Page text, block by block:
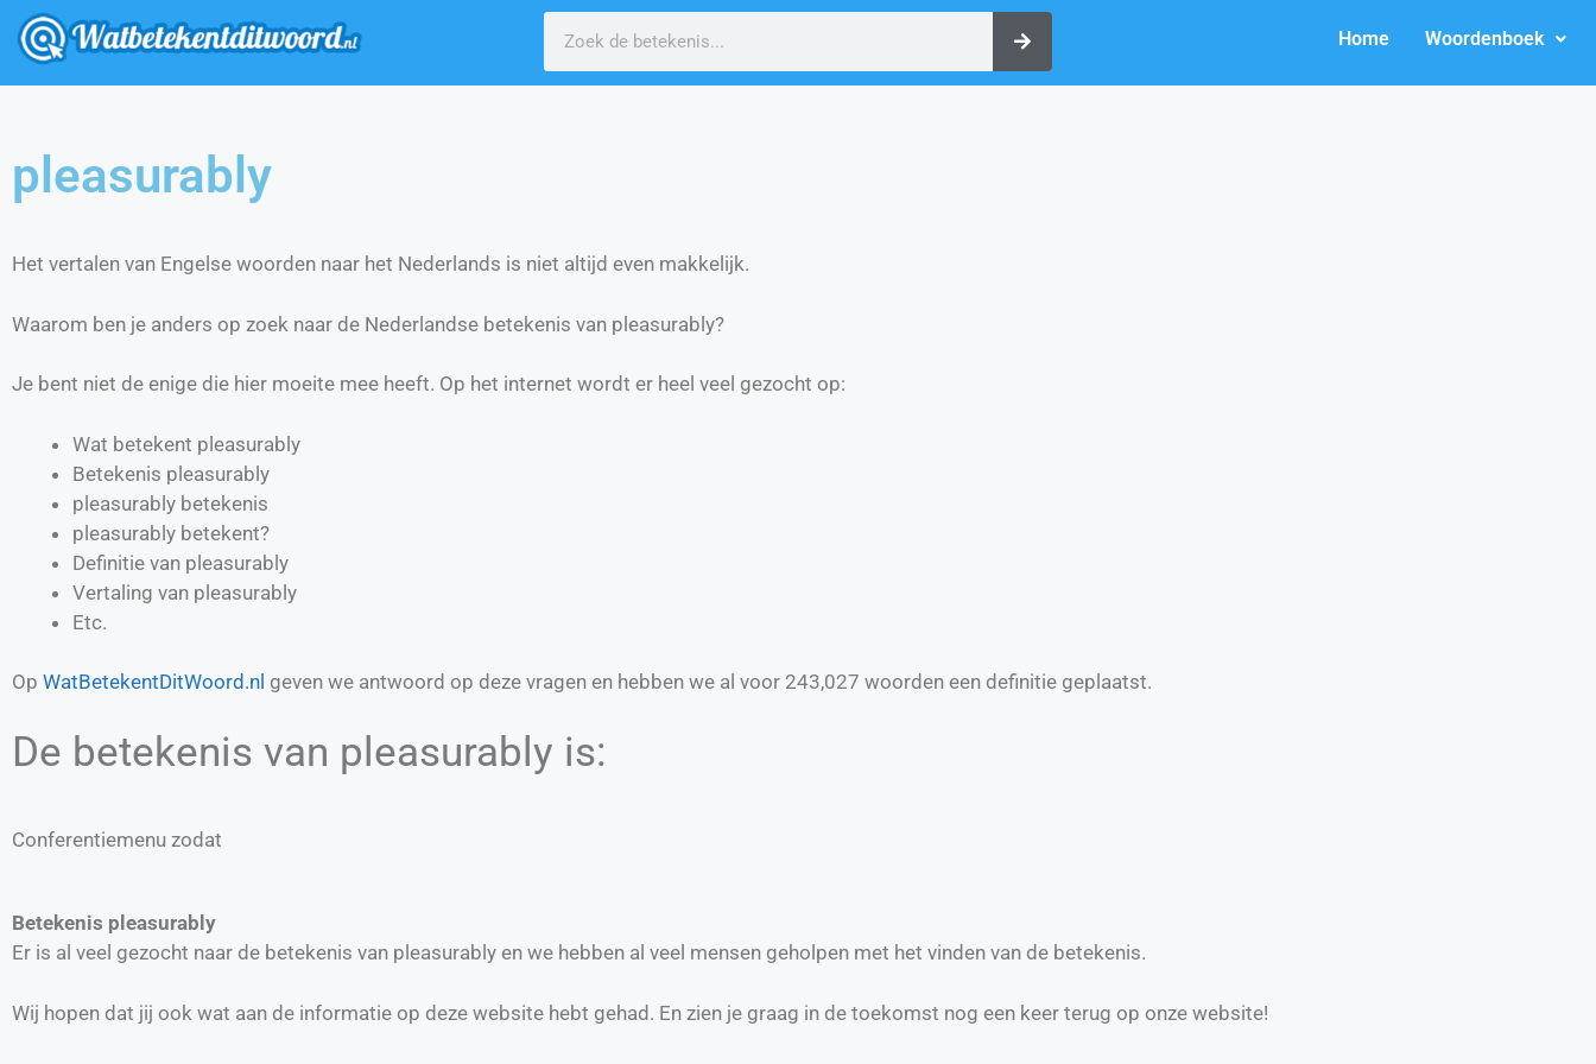
Home Woordenboek
pleasurably
Het vertalen van Engelse woorden naar het Nederlands is niet altijd even makkelijk.
Waarom ben je anders op zoek naar de Nederlandse betekenis van pleasurably?
Je bent niet de enige die hier moeite mee heeft. Op het internet wordt er heel veel gezocht op:
Wat betekent pleasurably
Betekenis pleasurably
pleasurably betekenis
pleasurably betekent?
Definitie van pleasurably
Vertaling van pleasurably
Etc.
Op WatBetekentDitWoord.nl geven we antwoord op deze vragen en hebben we al voor 243,027 woorden een definitie geplaatst.
De betekenis van pleasurably is:
Conferentiemenu zodat
Betekenis pleasurably
Er is al veel gezocht naar de betekenis van pleasurably en we hebben al veel mensen geholpen met het vinden van de betekenis.
Wij hopen dat jij ook wat aan de informatie op deze website hebt gehad. En zien je graag in de toekomst nog een keer terug op onze website!